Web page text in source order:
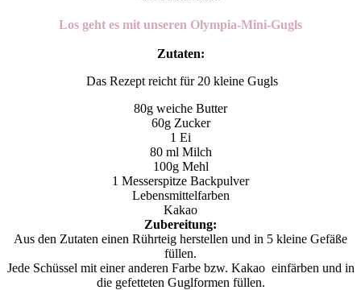
Los geht es mit unseren Olympia-Mini-Gugls
Zutaten:
Das Rezept reicht für 20 kleine Gugls
80g weiche Butter
60g Zucker
1 Ei
80 ml Milch
100g Mehl
1 Messerspitze Backpulver
Lebensmittelfarben
Kakao
Zubereitung:
Aus den Zutaten einen Rührteig herstellen und in 5 kleine Gefäße
füllen.
Jede Schüssel mit einer anderen Farbe bzw. Kakao einfärben und in
die gefetteten Guglformen füllen.